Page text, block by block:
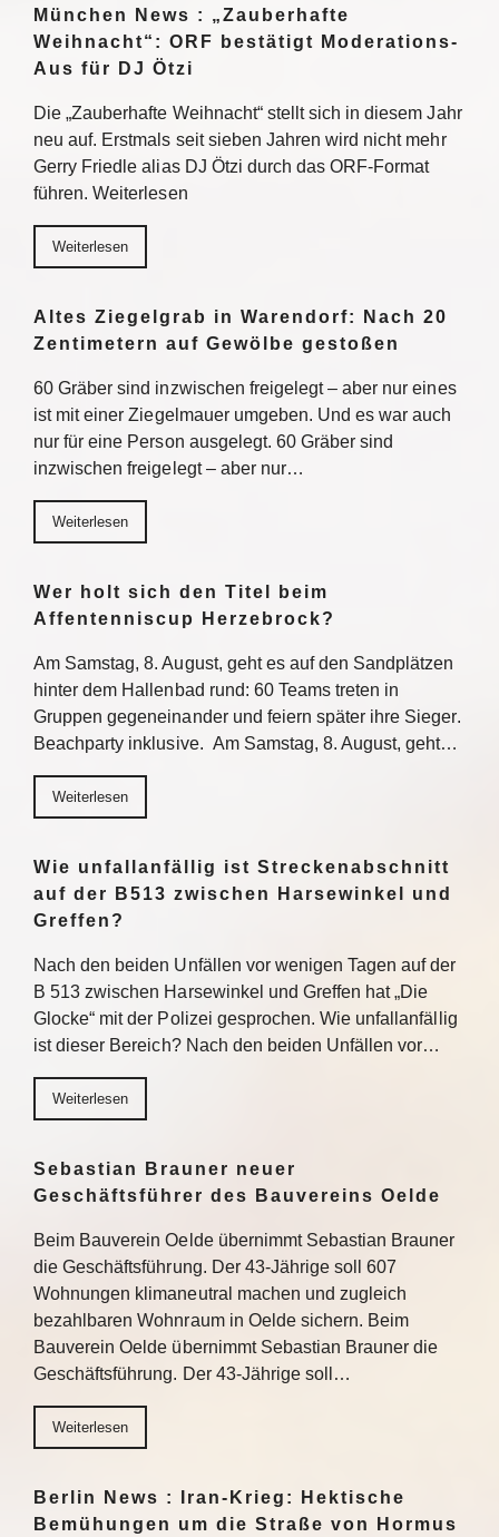
München News : „Zauberhafte
Weihnacht“: ORF bestätigt Moderations-
Aus für DJ Ötzi
Die „Zauberhafte Weihnacht“ stellt sich in diesem Jahr
neu auf. Erstmals seit sieben Jahren wird nicht mehr
Gerry Friedle alias DJ Ötzi durch das ORF-Format
führen. Weiterlesen
Weiterlesen
Altes Ziegelgrab in Warendorf: Nach 20
Zentimetern auf Gewölbe gestoßen
60 Gräber sind inzwischen freigelegt – aber nur eines
ist mit einer Ziegelmauer umgeben. Und es war auch
nur für eine Person ausgelegt. 60 Gräber sind
inzwischen freigelegt – aber nur…
Weiterlesen
Wer holt sich den Titel beim
Affentenniscup Herzebrock?
Am Samstag, 8. August, geht es auf den Sandplätzen
hinter dem Hallenbad rund: 60 Teams treten in
Gruppen gegeneinander und feiern später ihre Sieger.
Beachparty inklusive. Am Samstag, 8. August, geht…
Weiterlesen
Wie unfallanfällig ist Streckenabschnitt
auf der B513 zwischen Harsewinkel und
Greffen?
Nach den beiden Unfällen vor wenigen Tagen auf der
B 513 zwischen Harsewinkel und Greffen hat „Die
Glocke“ mit der Polizei gesprochen. Wie unfallanfällig
ist dieser Bereich? Nach den beiden Unfällen vor…
Weiterlesen
Sebastian Brauner neuer
Geschäftsführer des Bauvereins Oelde
Beim Bauverein Oelde übernimmt Sebastian Brauner
die Geschäftsführung. Der 43-Jährige soll 607
Wohnungen klimaneutral machen und zugleich
bezahlbaren Wohnraum in Oelde sichern. Beim
Bauverein Oelde übernimmt Sebastian Brauner die
Geschäftsführung. Der 43-Jährige soll…
Weiterlesen
Berlin News : Iran-Krieg: Hektische
Bemühungen um die Straße von Hormus